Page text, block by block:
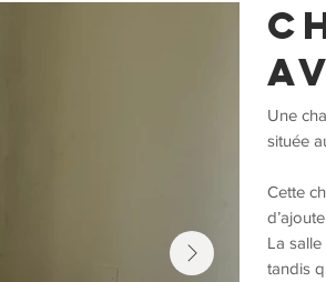
Une
située
Cette
La
tandis